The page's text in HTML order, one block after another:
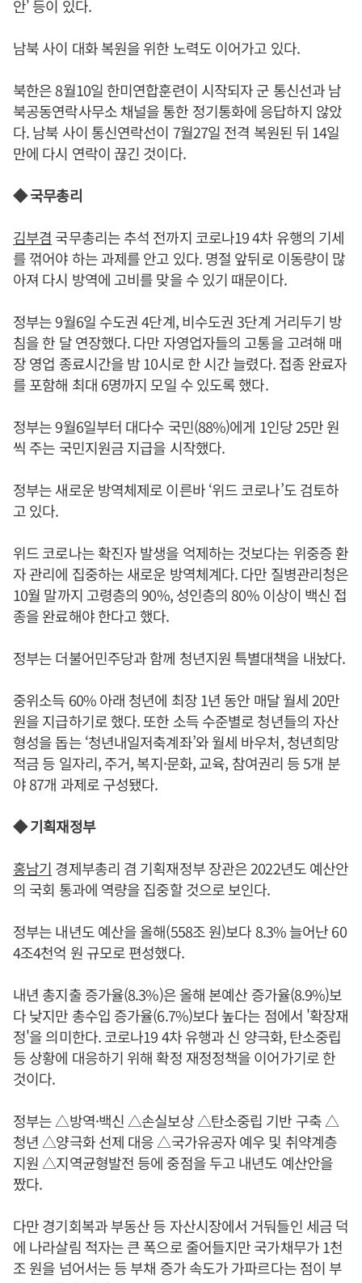
안' 등이 있다.
남북 사이 대화 복원을 위한 노력도 이어가고 있다.
북한은 8월10일 한미연합훈련이 시작되자 군 통신선과 남
북공동연락사무소 채널을 통한 정기통화에 응답하지 않았
다. 남북 사이 통신연락선이 7월27일 전격 복원된 뒤 14일
만에 다시 연락이 끊긴 것이다.
◆ 국무총리
김부겸 국무총리는 추석 전까지 코로나19 4차 유행의 기세
를 꺾어야 하는 과제를 안고 있다. 명절 앞뒤로 이동량이 많
아져 다시 방역에 고비를 맞을 수 있기 때문이다.
정부는 9월6일 수도권 4단계, 비수도권 3단계 거리두기 방
침을 한 달 연장했다. 다만 자영업자들의 고통을 고려해 매
장 영업 종료시간을 밤 10시로 한 시간 늘렸다. 접종 완료자
를 포함해 최대 6명까지 모일 수 있도록 했다.
정부는 9월6일부터 대다수 국민(88%)에게 1인당 25만 원
씩 주는 국민지원금 지급을 시작했다.
정부는 새로운 방역체제로 이른바 ‘위드 코로나’도 검토하
고 있다.
위드 코로나는 확진자 발생을 억제하는 것보다는 위중증 환
자 관리에 집중하는 새로운 방역체계다. 다만 질병관리청은
10월 말까지 고령층의 90%, 성인층의 80% 이상이 백신 접
종을 완료해야 한다고 했다.
정부는 더불어민주당과 함께 청년지원 특별대책을 내놨다.
중위소득 60% 아래 청년에 최장 1년 동안 매달 월세 20만
원을 지급하기로 했다. 또한 소득 수준별로 청년들의 자산
형성을 돕는 ‘청년내일저축계좌’와 월세 바우처, 청년희망
적금 등 일자리, 주거, 복지·문화, 교육, 참여권리 등 5개 분
야 87개 과제로 구성됐다.
◆ 기획재정부
홍남기 경제부총리 겸 기획재정부 장관은 2022년도 예산안
의 국회 통과에 역량을 집중할 것으로 보인다.
정부는 내년도 예산을 올해(558조 원)보다 8.3% 늘어난 60
4조4천억 원 규모로 편성했다.
내년 총지출 증가율(8.3%)은 올해 본예산 증가율(8.9%)보
다 낮지만 총수입 증가율(6.7%)보다 높다는 점에서 '확장재
정'을 의미한다. 코로나19 4차 유행과 신 양극화, 탄소중립
등 상황에 대응하기 위해 확정 재정정책을 이어가기로 한
것이다.
정부는 △방역·백신 △손실보상 △탄소중립 기반 구축 △
청년 △양극화 선제 대응 △국가유공자 예우 및 취약계층
지원 △지역균형발전 등에 중점을 두고 내년도 예산안을
짰다.
다만 경기회복과 부동산 등 자산시장에서 거둬들인 세금 덕
에 나라살림 적자는 큰 폭으로 줄어들지만 국가채무가 1천
조 원을 넘어서는 등 부채 증가 속도가 가파르다는 점이 부